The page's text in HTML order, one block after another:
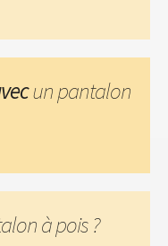
un pantalon
à pois ?